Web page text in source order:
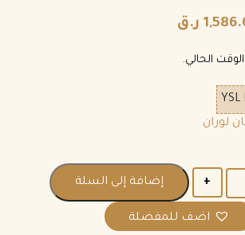
ر.ق
الحالي.
YSL
لوران
إضافة إلى السلة
اضف للمفضلة